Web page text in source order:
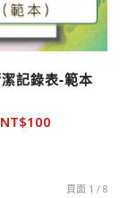
記錄表-範本
NT$100
頁面 1 / 8